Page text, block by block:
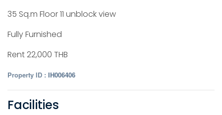
35 Sq.m Floor 11 unblock view
Fully Furnished
Rent 22,000 THB
Property ID : IH006406
Facilities